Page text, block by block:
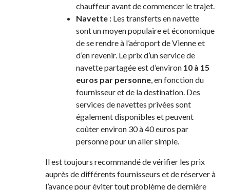
chauffeur avant de commencer le trajet.
Navette : Les transferts en navette
sont un moyen populaire et économique
de se rendre à l’aéroport de Vienne et
d’en revenir. Le prix d’un service de
navette partagée est d’environ 10 à 15
euros par personne , en fonction du
fournisseur et de la destination. Des
services de navettes privées sont
également disponibles et peuvent
coûter environ 30 à 40 euros par
personne pour un aller simple.
Il est toujours recommandé de vérifier les prix
auprès de différents fournisseurs et de réserver à
l’avance pour éviter tout problème de dernière